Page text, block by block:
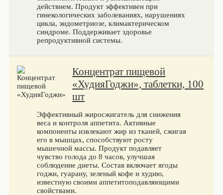
действием. Продукт эффективен при
гинекологических заболеваниях, нарушениях
цикла, эндометриозе, климактерическом
синдроме. Поддерживает здоровье
репродуктивной системы.
Концентрат пищевой
«ХудияГоджи», таблетки, 100
шт
Эффективный жиросжигатель для снижения
веса и контроля аппетита. Активные
компоненты извлекают жир из тканей, сжигая
его в мышцах, способствуют росту
мышечной массы. Продукт подавляет
чувство голода до 8 часов, улучшая
соблюдение диеты. Состав включает ягоды
годжи, гуарану, зеленый кофе и худию,
известную своими аппетитоподавляющими
свойствами.